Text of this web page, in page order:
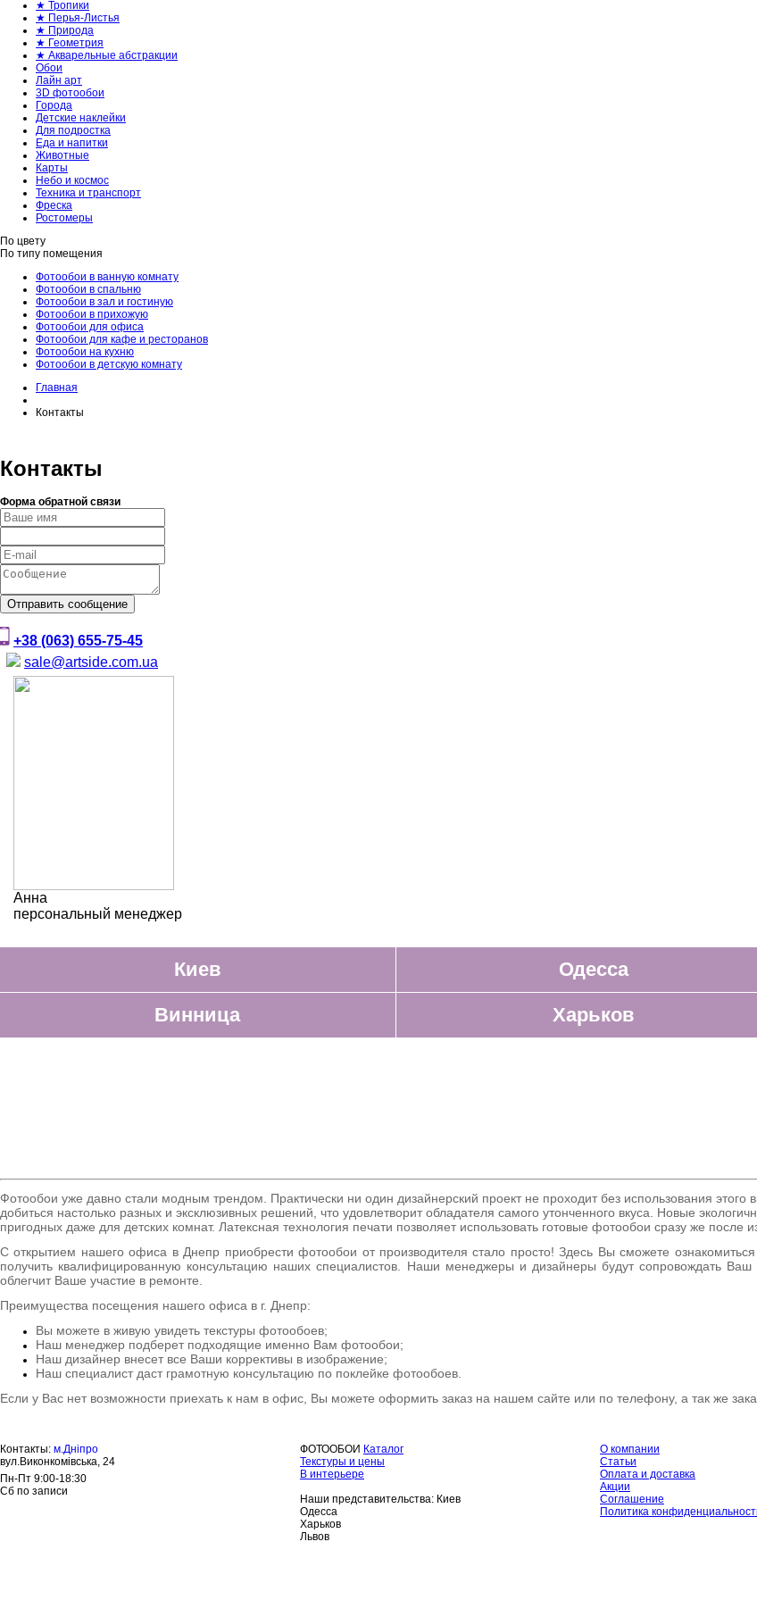
★ Тропики
★ Перья-Листья
★ Природа
★ Геометрия
★ Акварельные абстракции
Обои
Лайн арт
3D фотообои
Города
Детские наклейки
Для подростка
Еда и напитки
Животные
Карты
Небо и космос
Техника и транспорт
Фреска
Ростомеры
По цвету
По типу помещения
Фотообои в ванную комнату
Фотообои в спальню
Фотообои в зал и гостиную
Фотообои в прихожую
Фотообои для офиса
Фотообои для кафе и ресторанов
Фотообои на кухню
Фотообои в детскую комнату
Главная
Контакты
Контакты
Форма обратной связи
Отправить сообщение
+38 (063) 655-75-45
sale@artside.com.ua
Анна
персональный менеджер
Киев Одесса
Винница Харьков
Фотообои уже давно стали модным трендом. Практически ни один дизайнерский проект не проходит без использования этого
добиться настолько разных и эксклюзивных решений, что удовлетворит обладателя самого утонченного вкуса. Новые
пригодных даже для детских комнат. Латексная технология печати позволяет использовать готовые фотообои сразу же после
С открытием нашего офиса в Днепр приобрести фотообои от производителя стало просто! Здесь Вы сможете
получить квалифицированную консультацию наших специалистов. Наши менеджеры и дизайнеры будут сопровождать
облегчит Ваше участие в ремонте.
Преимущества посещения нашего офиса в г. Днепр:
Вы можете в живую увидеть текстуры фотообоев;
Наш менеджер подберет подходящие именно Вам фотообои;
Наш дизайнер внесет все Ваши коррективы в изображение;
Наш специалист даст грамотную консультацию по поклейке фотообоев.
Если у Вас нет возможности приехать к нам в офис, Вы можете оформить заказ на нашем сайте или по телефону, а так же
Контакты: м.Дніпро
вул.Виконкомівська, 24
Пн-Пт 9:00-18:30
Сб по записи
ФОТООБОИ Каталог
Текстуры и цены
В интерьере
Наши представительства: Киев
Одесса
Харьков
Львов
О компании
Статьи
Оплата и доставка
Акции
Соглашение
Политика